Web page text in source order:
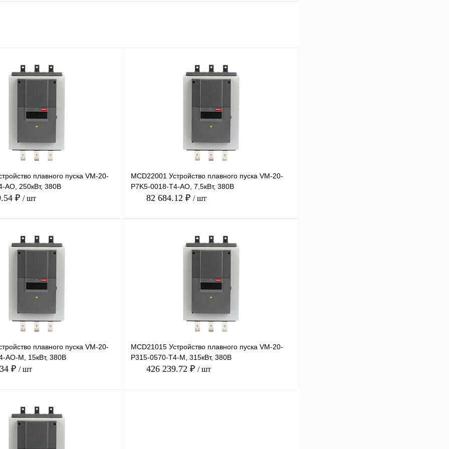
плавного пуска VM-20-
AO, 250кВт, 380В
₽ / шт
В корзину
Под заказ
MCD22001 Устройство плавного пуска VM-20-
P7K5-0018-T4-AO, 7,5кВт, 380В
82 684.12 ₽ / шт
В корзину
Под заказ
плавного пуска VM-20-
AO-M, 15кВт, 380В
₽ / шт
В корзину
MCD21015 Устройство плавного пуска VM-20-
P315-0570-T4-M, 315кВт, 380В
426 239.72 ₽ / шт